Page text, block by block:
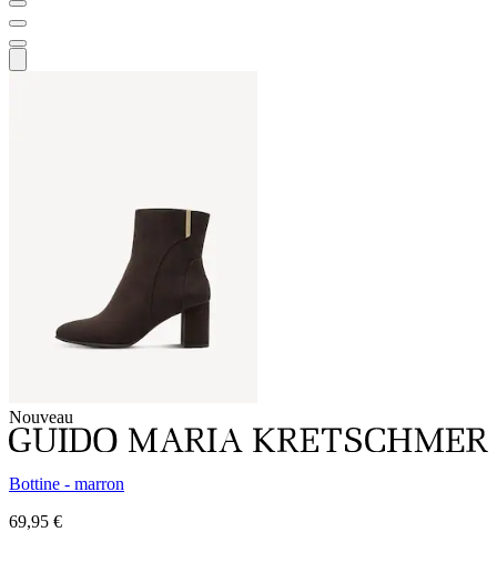
Nouveau
Bottine - marron
69,95 €